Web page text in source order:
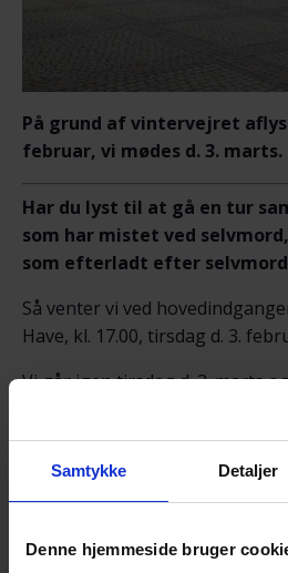
Samtykke Detaljer
Denne hjemmeside bruger
På grund af vintervejret
februar, vi mødes d. 3. marts.
Har du lyst til at gå en tur
som har mistet ved
som efterladt efter
Så venter vi ved
Have, kl. 17.00, tirsdag d. 3.
Vi går igen tirsdag d. 3. marts
Gåturen sammen giver god
er tabu.
selvom det regner og blæser.